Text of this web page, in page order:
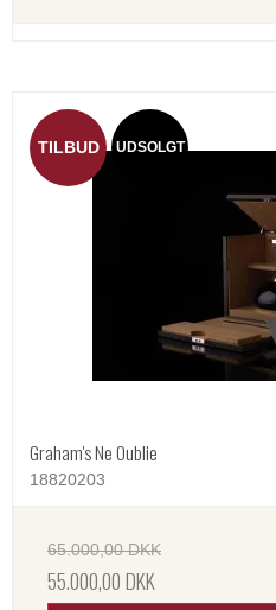
TILBUD UDSOLGT
Graham's Ne Oublie
18820203
65.000,00 DKK
55.000,00 DKK